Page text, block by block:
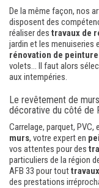
De la même façon, nos
disposent des
réaliser des travaux de
jardin et les menuiseries
rénovation de
volets... Il faut alors
aux intempéries.
Le revêtement de
décorative du côté de
Carrelage, parquet, PVC,
murs, votre expert en
vos attentes pour des
particuliers de la région
AFB 33 pour tout
des prestations